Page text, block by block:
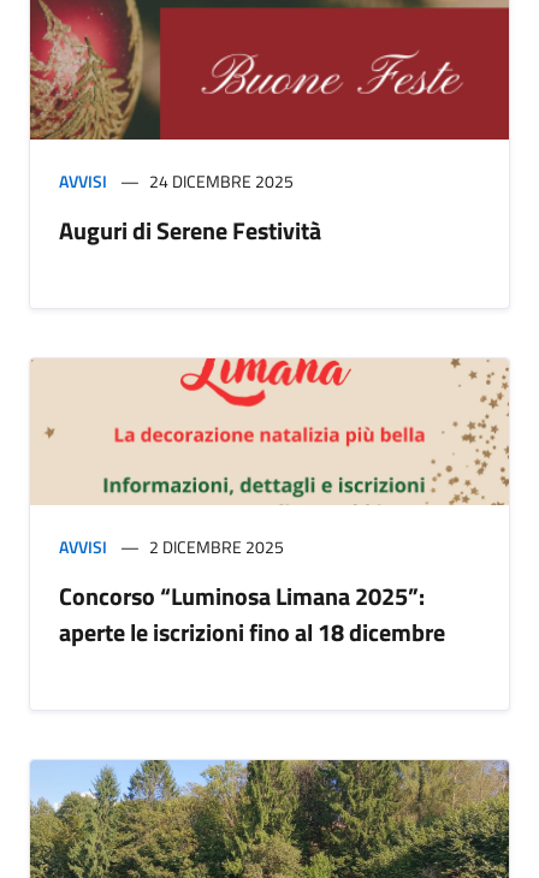
AVVISI 24 DICEMBRE 2025
Auguri di Serene Festività
AVVISI 2 DICEMBRE 2025
Concorso “Luminosa Limana 2025”:
aperte le iscrizioni fino al 18 dicembre